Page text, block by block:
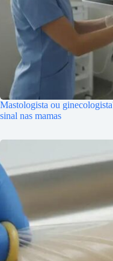
Mastologista ou
sinal nas mamas